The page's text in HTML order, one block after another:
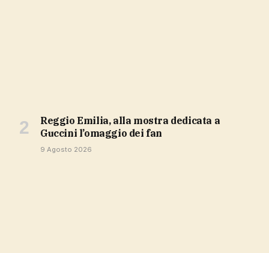
Reggio Emilia, alla mostra dedicata a
Guccini l’omaggio dei fan
9 Agosto 2026